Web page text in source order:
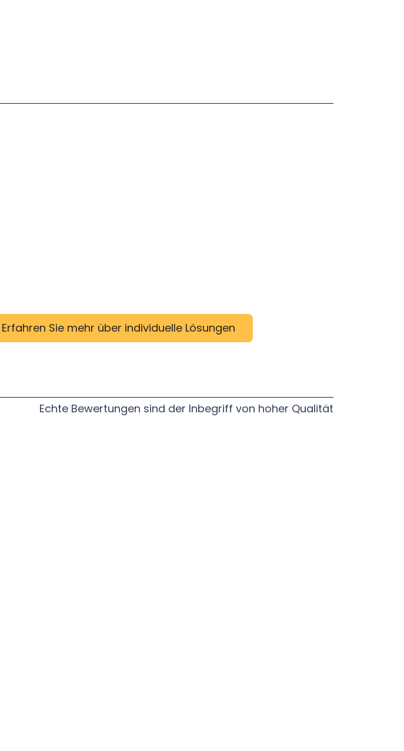
Erfahren Sie mehr über individuelle Lösungen
Echte Bewertungen sind der Inbegriff von hoher Qualität